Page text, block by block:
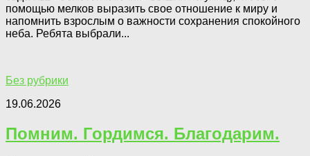
помощью мелков выразить свое отношение к миру и
напомнить взрослым о важности сохранения спокойного
неба. Ребята выбрали...
Без рубрики
19.06.2026
Помним. Гордимся. Благодарим.